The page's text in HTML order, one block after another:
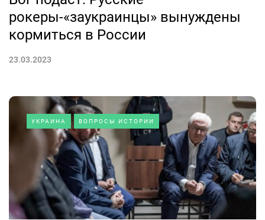
рокеры-«заукраинцы» вынуждены
кормиться в России
23.03.2023
УКРАИНА ВОПРОСЫ ИСТОРИИ